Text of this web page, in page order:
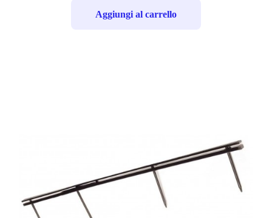
Aggiungi al carrello